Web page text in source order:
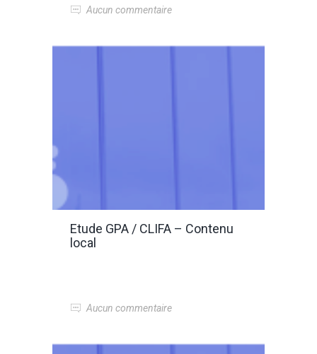
Aucun commentaire
Etude GPA / CLIFA – Contenu
local
Aucun commentaire